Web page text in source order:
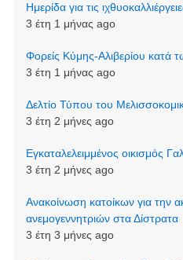
Ημερίδα για τις
3 έτη 1 μήνας ago
Φορείς Κύμης-Αλιβερίου κατά
3 έτη 1 μήνας ago
Δελτίο Τύπου του
3 έτη 2 μήνες ago
Εγκαταλελειμμένος οικισμός
3 έτη 2 μήνες ago
Aνακοίνωση κατοίκων για την
ανεμογεννητριών στα Δίστρατα
3 έτη 3 μήνες ago